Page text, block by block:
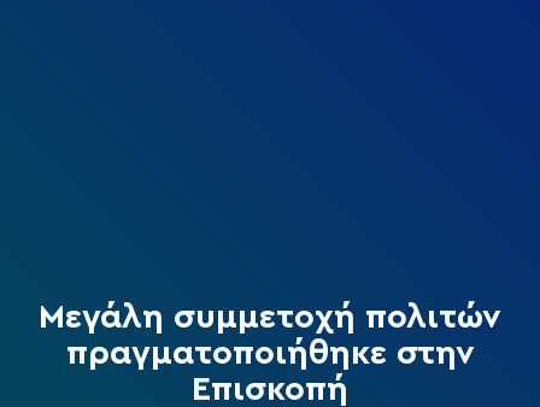
Μεγάλη συμμετοχή πολιτών
πραγματοποιήθηκε στην
Επισκοπή